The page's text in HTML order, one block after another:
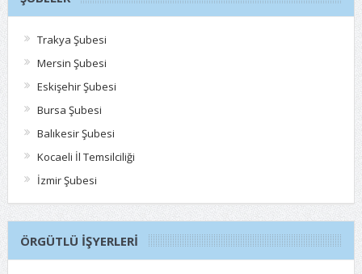
Trakya Şubesi
Mersin Şubesi
Eskişehir Şubesi
Bursa Şubesi
Balıkesir Şubesi
Kocaeli İl Temsilciliği
İzmir Şubesi
ÖRGÜTLÜ İŞYERLERI